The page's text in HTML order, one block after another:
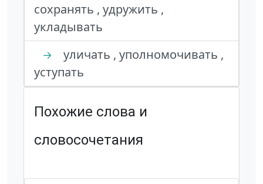
сохранять , удружить ,
укладывать
→
уличать , уполномочивать ,
уступать
Похожие слова и
словосочетания